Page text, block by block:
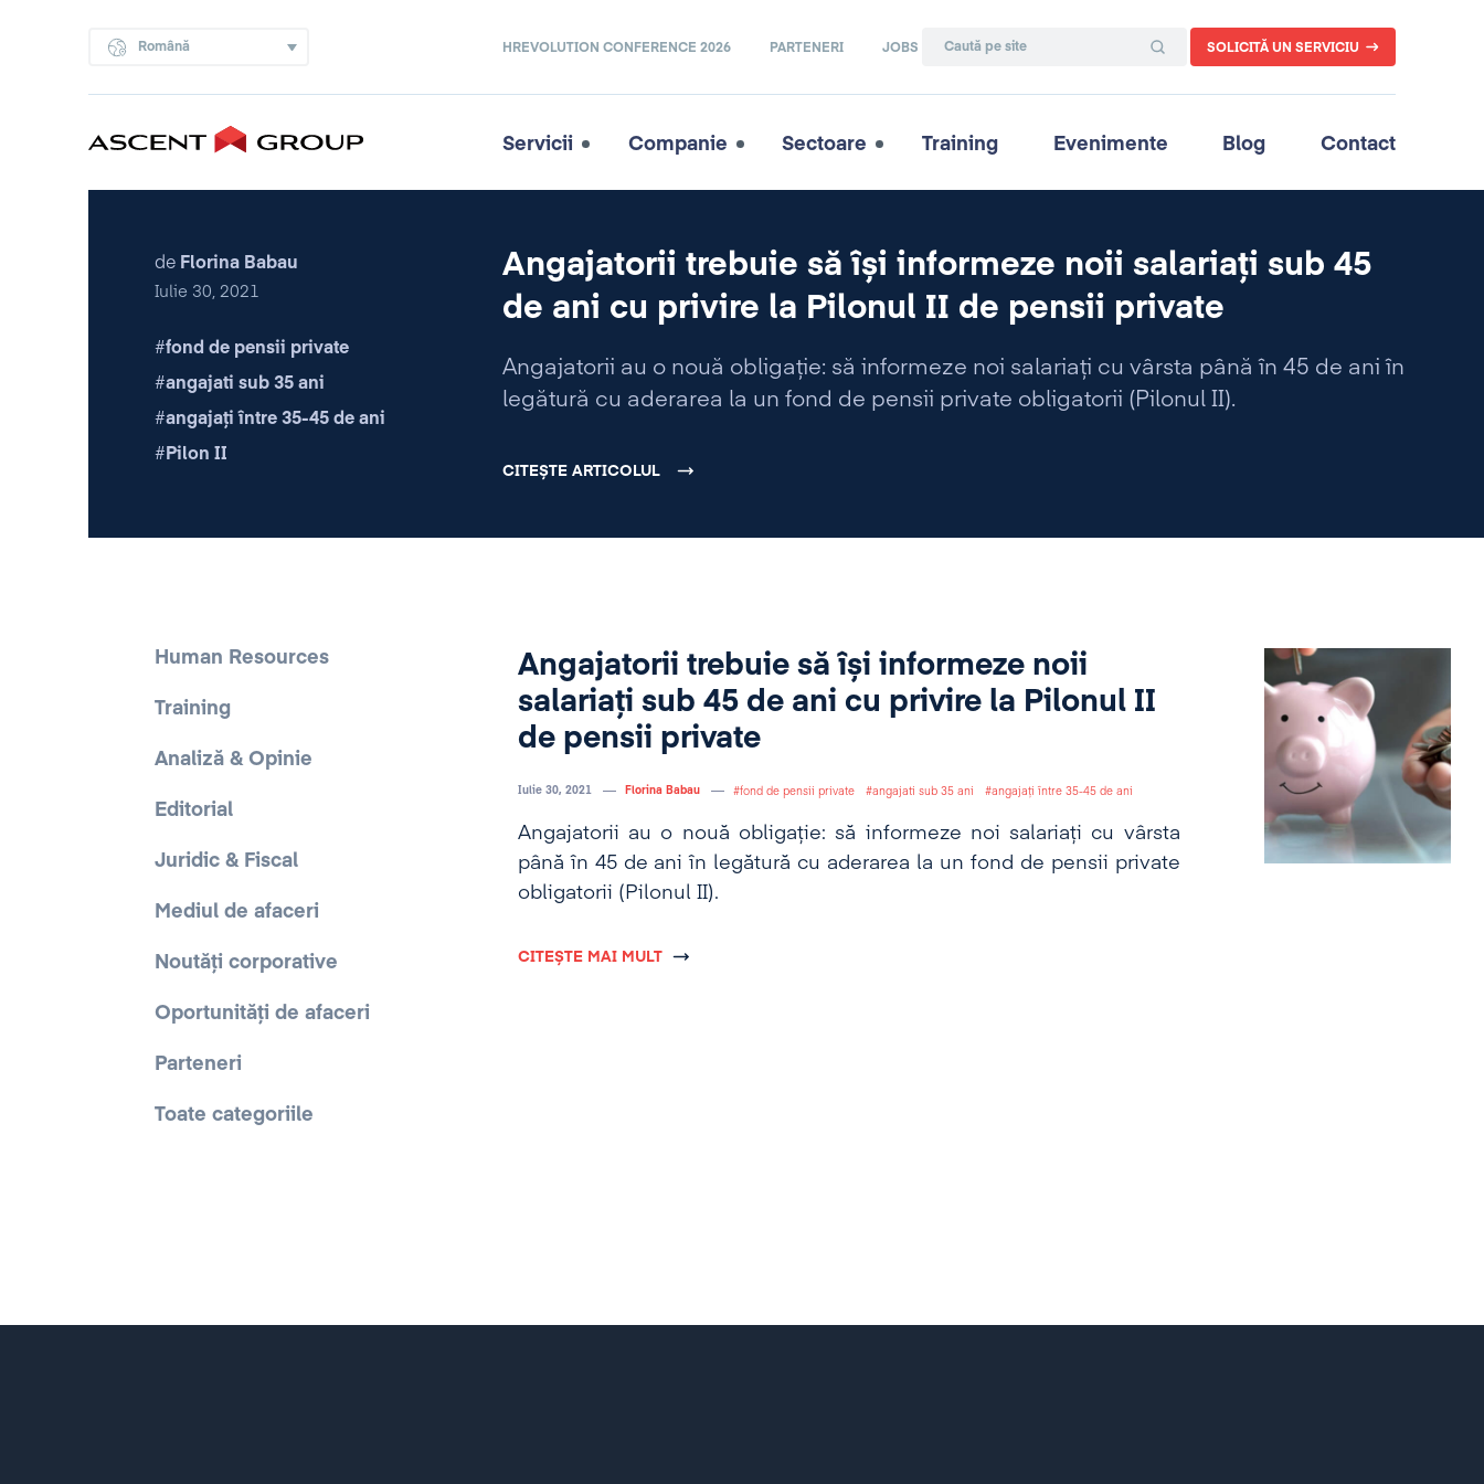
Română HREVOLUTION CONFERENCE 2026 PARTENERI JOBS SOLICITĂ UN SERVICIU
Servicii Companie Sectoare Training Evenimente Blog Contact
de Florina Babau
Iulie 30, 2021
fond de pensii private
angajati sub 35 ani
angajați între 35-45 de ani
Pilon II
Angajatorii trebuie să își informeze noii salariați sub 45
de ani cu privire la Pilonul II de pensii private
Angajatorii au o nouă obligație: să informeze noi salariați cu vârsta până în 45 de ani în
legătură cu aderarea la un fond de pensii private obligatorii (Pilonul II).
CITEȘTE ARTICOLUL
Human Resources
Training
Analiză & Opinie
Editorial
Juridic & Fiscal
Mediul de afaceri
Noutăți corporative
Oportunități de afaceri
Parteneri
Toate categoriile
Angajatorii trebuie să își informeze noii
salariați sub 45 de ani cu privire la Pilonul II
de pensii private
Iulie 30, 2021 Florina Babau fond de pensii private angajati sub 35 ani angajați între 35-45 de ani
Angajatorii au o nouă obligație: să informeze noi salariați cu vârsta
până în 45 de ani în legătură cu aderarea la un fond de pensii private
obligatorii (Pilonul II).
CITEȘTE MAI MULT